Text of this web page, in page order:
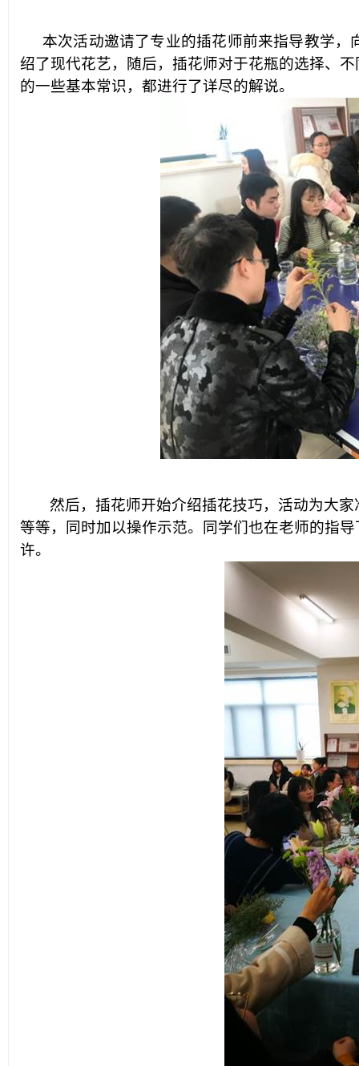
本次活动邀请了专业的插花师前来指导教学，
绍了现代花艺，随后，插花师对于花瓶的选择、
的一些基本常识，都进行了详尽的解说。
然后，插花师开始介绍插花技巧， 活动为大
等等，同时加以操作示范。同学们也在老师的指
许。